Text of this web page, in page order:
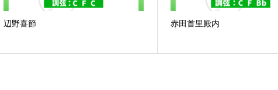
辺野喜節 赤田首里殿内